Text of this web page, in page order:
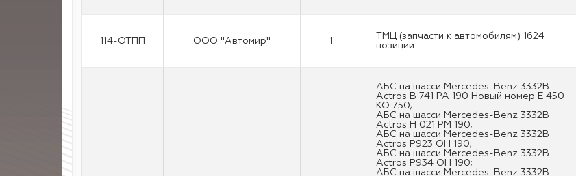
114-ОТПП ООО "Автомир" 1
ТМЦ (запчасти к автомобилям) 1624
позиции
АБС на шасси Mercedes-Benz 3332B
Actros В 741 РА 190 Новый номер Е 450
КО 750;
АБС на шасси Mercedes-Benz 3332B
Actros Н 021 РМ 190;
АБС на шасси Mercedes-Benz 3332B
Actros Р923 ОН 190;
АБС на шасси Mercedes-Benz 3332B
Actros Р934 ОН 190;
АБС на шасси Mercedes-Benz 3332B